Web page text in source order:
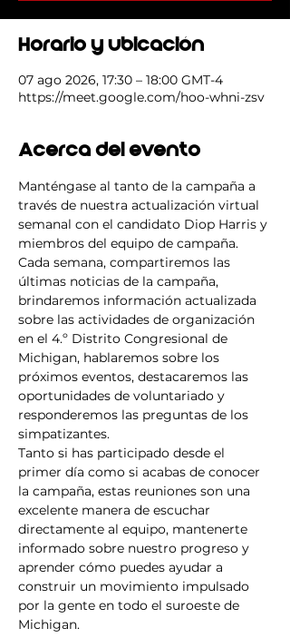
Horario y ubicación
07 ago 2026, 17:30 – 18:00 GMT-4
https://meet.google.com/hoo-whni-zsv
Acerca del evento
Manténgase al tanto de la campaña a
través de nuestra actualización virtual
semanal con el candidato Diop Harris y
miembros del equipo de campaña.
Cada semana, compartiremos las
últimas noticias de la campaña,
brindaremos información actualizada
sobre las actividades de organización
en el 4.º Distrito Congresional de
Michigan, hablaremos sobre los
próximos eventos, destacaremos las
oportunidades de voluntariado y
responderemos las preguntas de los
simpatizantes.
Tanto si has participado desde el
primer día como si acabas de conocer
la campaña, estas reuniones son una
excelente manera de escuchar
directamente al equipo, mantenerte
informado sobre nuestro progreso y
aprender cómo puedes ayudar a
construir un movimiento impulsado
por la gente en todo el suroeste de
Michigan.